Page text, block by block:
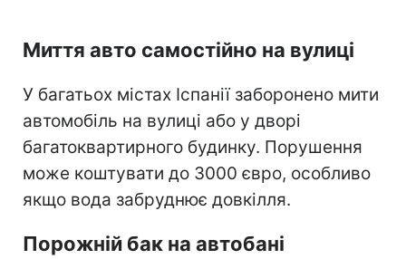
Миття авто самостійно на вулиці
У багатьох містах Іспанії заборонено мити
автомобіль на вулиці або у дворі
багатоквартирного будинку. Порушення
може коштувати до 3000 євро, особливо
якщо вода забруднює довкілля.
Порожній бак на автобані